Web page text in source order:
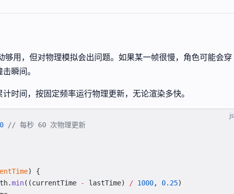
用，但对物理模拟会出问题。如果某一帧很慢，角色可能会穿
瞬间。
时间，按固定频率运行物理更新，无论渲染多快。
js
// 每秒 60 次物理更新
) {
min((currentTime - lastTime) / 1000, 0.25)